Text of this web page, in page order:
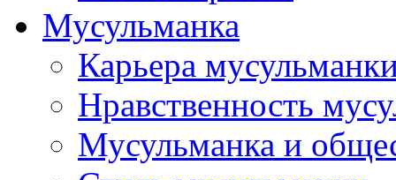
Мусульманка
Карьера
Нравственность
Мусульманка и